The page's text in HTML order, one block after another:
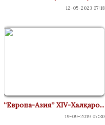
12-05-2023 07:18
“Европа-Азия” XIV-Халқаро...
19-09-2019 07:30